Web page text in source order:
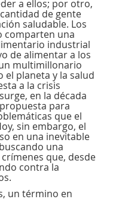
a ellos; por otro,
de gente
saludable. Los
comparten una
industrial
de alimentar a los
multimillonario
el planeta y la salud
a la crisis
en la década
para
que el
sin embargo, el
en una inevitable
una
que, desde
contra la
un término en